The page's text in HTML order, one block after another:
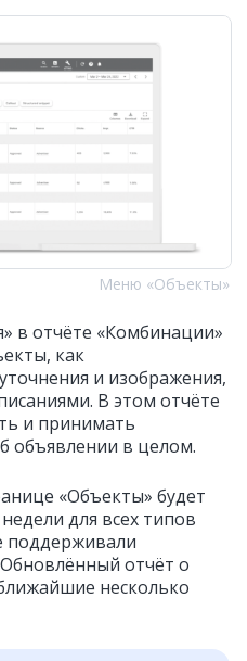
Меню «Объекты»
в отчёте «Комбинации»
как
и изображения,
В этом отчёте
и принимать
объявлении в целом.
«Объекты» будет
для всех типов
поддерживали
отчёт о
несколько